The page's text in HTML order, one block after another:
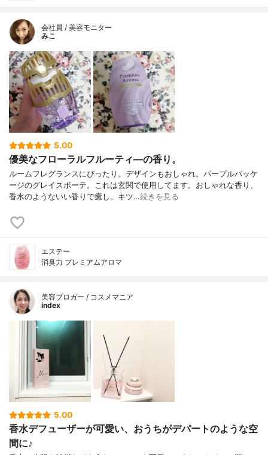
会社員 / 美容モニター
みこ
5.00
優美なフローラルフルーティ―の香り。
ルームフレグランスにぴったり。デザインもおしゃれ。パープルパッケ
ージのグレイスボーテ。これは玄関で使用してます。おしゃれな香り、
香水のようないい香りで癒し。キツ…続きを見る
エステー
消臭力 プレミアムアロマ
美容ブロガー / コスメマニア
index
5.00
香水デフューザーが可愛い、おうちがデパートのような空
間に♪